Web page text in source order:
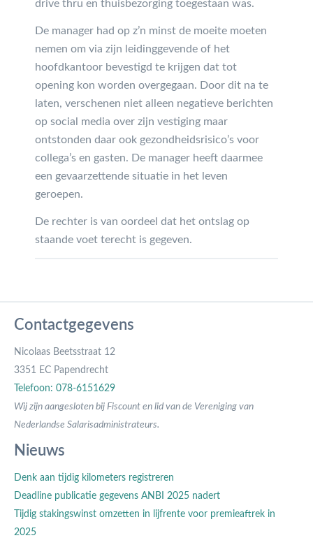
drive thru en thuisbezorging toegestaan was.
De manager had op z’n minst de moeite moeten
nemen om via zijn leidinggevende of het
hoofdkantoor bevestigd te krijgen dat tot
opening kon worden overgegaan. Door dit na te
laten, verschenen niet alleen negatieve berichten
op social media over zijn vestiging maar
ontstonden daar ook gezondheidsrisico’s voor
collega’s en gasten. De manager heeft daarmee
een gevaarzettende situatie in het leven
geroepen.
De rechter is van oordeel dat het ontslag op
staande voet terecht is gegeven.
Contactgegevens
Nicolaas Beetsstraat 12
3351 EC Papendrecht
Telefoon: 078-6151629
Wij zijn aangesloten bij Fiscount en lid van de Vereniging van
Nederlandse Salarisadministrateurs.
Nieuws
Denk aan tijdig kilometers registreren
Deadline publicatie gegevens ANBI 2025 nadert
Tijdig stakingswinst omzetten in lijfrente voor premieaftrek in
2025